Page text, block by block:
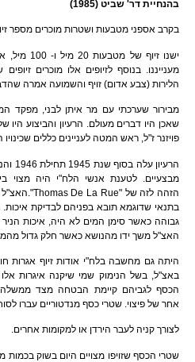
בהנחיית דר' שביט (1985)
בקרב אספני מטבעות ושטרות מוכרים מספר
הלירות (צבע אדום) זויף והשמועה אמרה
מבירור שערכתי עם מר איתן לבני, מפקד
שאכן היו דברים מעולם. הרעיון והביצוע
פויזנר ז"ל, ראש המטה לעניינים כללים שכינויו
מבצעיים. לטענת אנשי הלח"י היה מצוי
בתנאי שדוגמא תובא בפניהם לבדיקת
גבוהה כאשר סימן המים לא היה, איכות
האצ"ל משך ידו מהנושא כאשר חלק גדול
היתה גם מחשבה בלח"י אודות זיוף אגרות
באצ"ל, בשל הנימוק שמי שיקנה איגרות
הכסף לגביהם קיימת הבטחה מצד ממשלה
אחר של פיצוי. שטרי כסף מנדטוריים עברו
לצורך קניה לעבר הירדן או למקומות אחרים.
שטרי הכסף שזויפו מצויים היום בשוק בכמות